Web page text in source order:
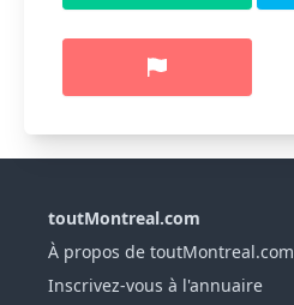
toutMontreal.com
À propos de toutMontreal.com
Inscrivez-vous à l'annuaire